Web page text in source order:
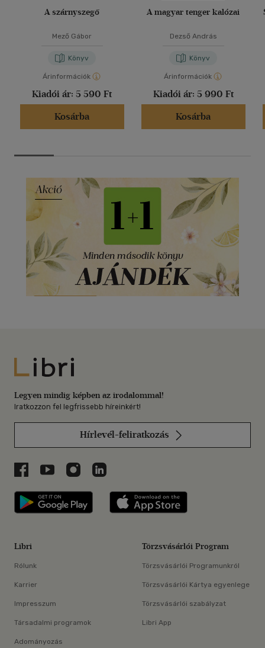
A szárnyszegő
Mező Gábor
Könyv
Árinformációk
Kiadói ár: 5 590 Ft
Kosárba
A magyar tenger kalózai
Dezső András
Könyv
Árinformációk
Kiadói ár: 5 990 Ft
Kosárba
Libri
Legyen mindig képben az irodalommal!
Iratkozzon fel legfrissebb híreinkért!
Hírlevél-feliratkozás
Libri a Facebookon
Libri a Youtube-on
Libri az Instagramon
Libri a LinkedInen
Libri applikáció Szerezd meg: Google
Libri
Rólunk
Karrier
Impresszum
Társadalmi programok
Adományozás
Törzsvásárlói Program
Törzsvásárlói Programunkról
Törzsvásárlói Kártya egyenlege
Törzsvásárlói szabályzat
Libri App